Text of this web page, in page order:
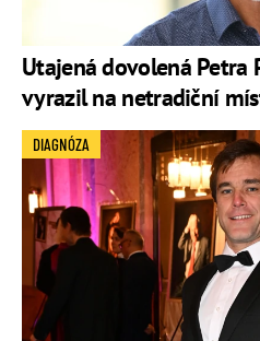
Utajená dovolená Petra
vyrazil na netradiční
DIAGNÓZA